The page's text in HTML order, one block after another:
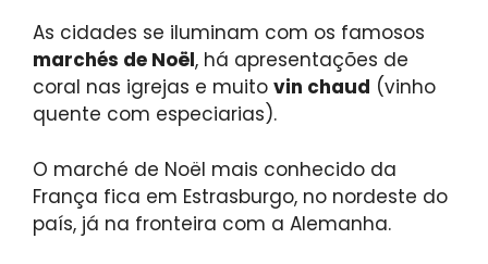
As cidades se iluminam com os famosos
marchés de Noël, há apresentações de
coral nas igrejas e muito vin chaud (vinho
quente com especiarias).
O marché de Noël mais conhecido da
França fica em Estrasburgo, no nordeste do
país, já na fronteira com a Alemanha.